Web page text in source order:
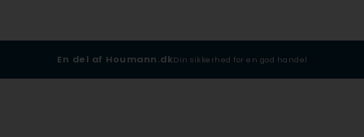
En del af Houmann.dkDin sikkerhed for en god handel